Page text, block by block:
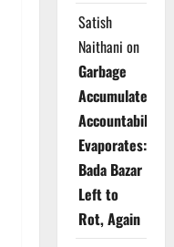
Satish
Naithani on
Garbage
Accumulates,
Accountability
Evaporates:
Bada Bazar
Left to
Rot, Again